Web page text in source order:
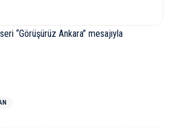
“Görüşürüz Ankara” mesajıyla